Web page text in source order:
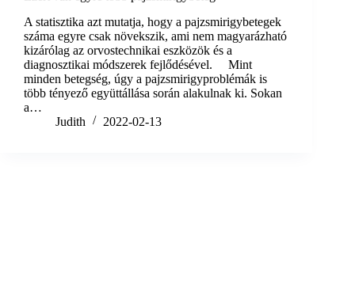
A statisztika azt mutatja, hogy a pajzsmirigybetegek
száma egyre csak növekszik, ami nem magyarázható
kizárólag az orvostechnikai eszközök és a
diagnosztikai módszerek fejlődésével. Mint
minden betegség, úgy a pajzsmirigyproblémák is
több tényező együttállása során alakulnak ki. Sokan
a…
Judith
2022-02-13